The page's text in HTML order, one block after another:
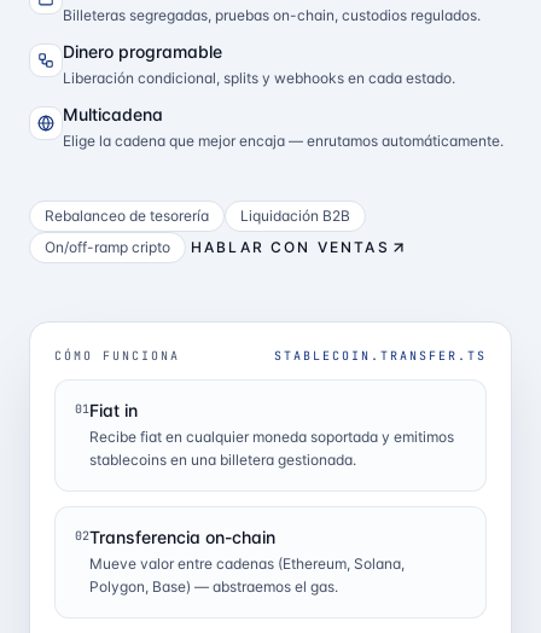
Billeteras segregadas, pruebas on-chain, custodios regulados.
Dinero programable
Liberación condicional, splits y webhooks en cada estado.
Multicadena
Elige la cadena que mejor encaja — enrutamos automáticamente.
Rebalanceo de tesorería
Liquidación B2B
On/off-ramp cripto
HABLAR CON VENTAS
CÓMO FUNCIONA STABLECOIN.TRANSFER.TS
01Fiat in
Recibe fiat en cualquier moneda soportada y emitimos
stablecoins en una billetera gestionada.
02Transferencia on-chain
Mueve valor entre cadenas (Ethereum, Solana,
Polygon, Base) — abstraemos el gas.